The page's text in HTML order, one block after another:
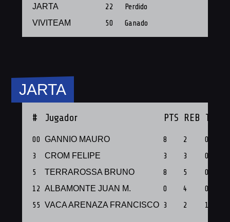
JARTA 22 Perdido
VIVITEAM 50 Ganado
JARTA
# Jugador PTS REB
00 GANNIO MAURO 8 2
0
3
CROM FELIPE 3 3
0
5
TERRAROSSA BRUNO 8 5
0
12 ALBAMONTE JUAN M. 0 4
0
55 VACA ARENAZA FRANCISCO 3 2 1